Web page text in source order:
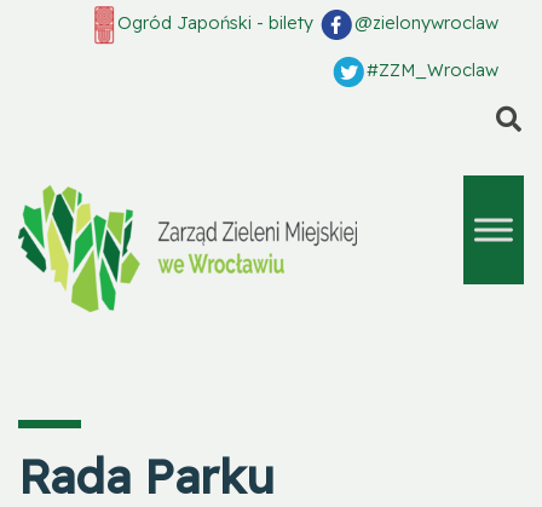
Ogród Japoński - bilety @zielonywroclaw
#ZZM_Wroclaw
Rada Parku